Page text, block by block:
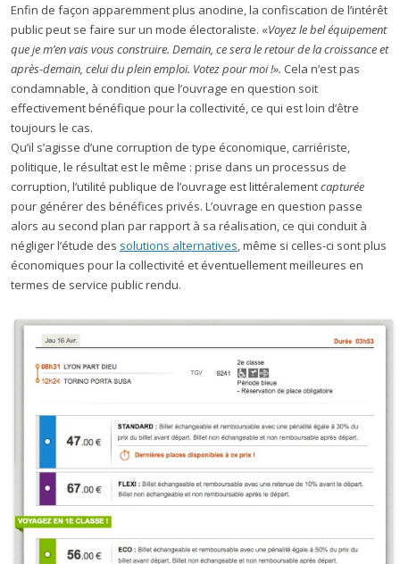
Enfin de façon apparemment plus anodine, la confiscation de l’intérêt
public peut se faire sur un mode électoraliste. «Voyez le bel équipement
que je m’en vais vous construire. Demain, ce serale retour de la croissanceet
après-demain, celui du plein emploi. Votez pour moi !». Cela n’est pas
condamnable, à condition que l’ouvrage en question soit
effectivement bénéfique pour la collectivité, ce qui est loin d’être
toujours le cas.
Qu’il s’agisse d’une corruption de type économique, carriériste,
politique, le résultat est le même : prise dans un processus de
corruption, l’utilité publique de l’ouvrage est littéralementcapturée
pour générer des bénéfices privés. L’ouvrage en question passe
alors au second plan par rapport à sa réalisation, ce qui conduit à
négliger l’étude des solutions alternatives, même si celles-ci sont plus
économiques pour la collectivité et éventuellement meilleures en
termes de service public rendu.